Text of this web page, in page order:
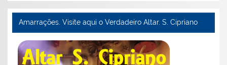
Amarrações. Visite aqui o Verdadeiro Altar. S. Cipriano